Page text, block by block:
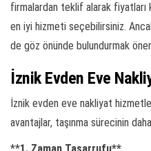
firmalardan teklif alarak fiyatları
en iyi hizmeti seçebilirsiniz.
de göz önünde bulundurmak
İznik Evden Eve
İznik evden eve nakliyat
avantajlar, taşınma sürecinin